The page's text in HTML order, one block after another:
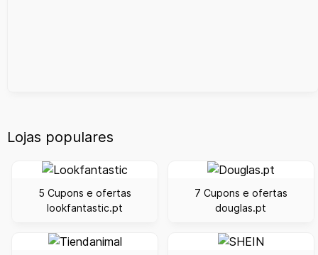
Lojas populares
5 Cupons e ofertas
lookfantastic.pt
7 Cupons e ofertas
douglas.pt